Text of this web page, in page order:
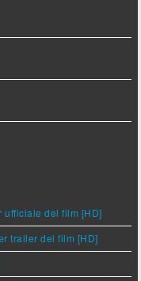
ufficiale del film [HD]
trailer del film [HD]